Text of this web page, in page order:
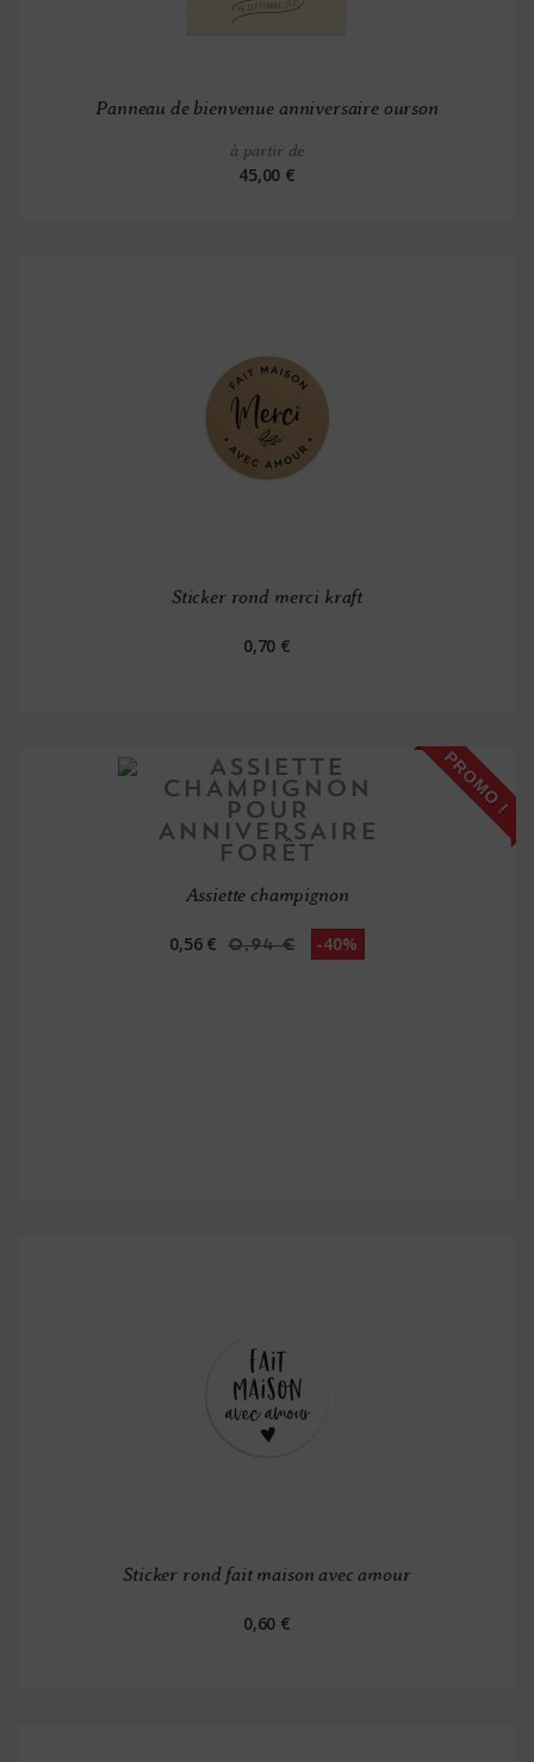
Panneau de bienvenue anniversaire ourson
à partir de
45,00 €
Sticker rond merci kraft
0,70 €
PROMO !
Assiette champignon
0,56 € 0,94 € -40%
Sticker rond fait maison avec amour
0,60 €